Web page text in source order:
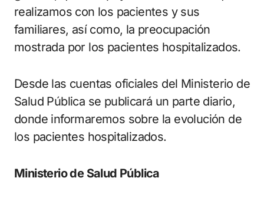
realizamos con los pacientes y sus
familiares, así como, la preocupación
mostrada por los pacientes hospitalizados.
Desde las cuentas oficiales del Ministerio de
Salud Pública se publicará un parte diario,
donde informaremos sobre la evolución de
los pacientes hospitalizados.
Ministerio de Salud Pública